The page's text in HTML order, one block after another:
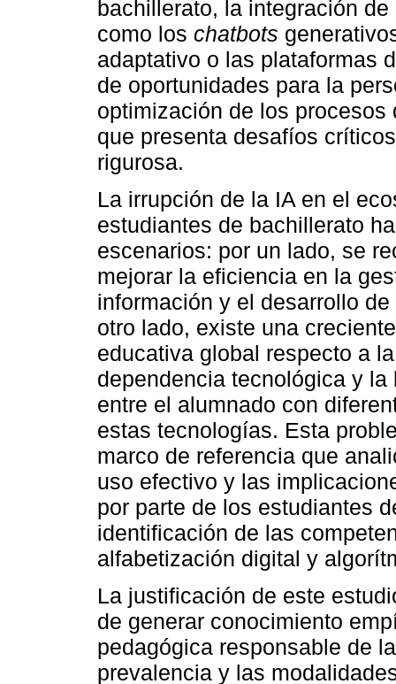
bachillerato, la integración
como los chatbots
adaptativo o las plataformas
de oportunidades para la
optimización de los
que presenta desafíos
rigurosa.
La irrupción de la IA en el
estudiantes de bachillerato
escenarios: por un lado, se
mejorar la eficiencia en la
información y el desarrollo
otro lado, existe una
educativa global respecto a
dependencia tecnológica y
entre el alumnado con
estas tecnologías. Esta
marco de referencia que
uso efectivo y las
por parte de los estudiantes
identificación de las
alfabetización digital y
La justificación de este
de generar conocimiento
pedagógica responsable de
prevalencia y las